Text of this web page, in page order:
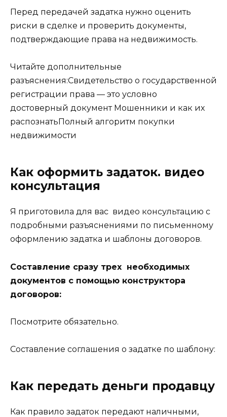
Перед передачей задатка нужно оценить
риски в сделке и проверить документы,
подтверждающие права на недвижимость.
Читайте дополнительные
разъяснения:Свидетельство о государственной
регистрации права — это условно
достоверный документ Мошенники и как их
распознатьПолный алгоритм покупки
недвижимости
Как оформить задаток. видео
консультация
Я приготовила для вас видео консультацию с
подробными разъяснениями по письменному
оформлению задатка и шаблоны договоров.
Составление сразу трех необходимых
документов с помощью конструктора
договоров:
Посмотрите обязательно.
Составление соглашения о задатке по шаблону:
Как передать деньги продавцу
Как правило задаток передают наличными,